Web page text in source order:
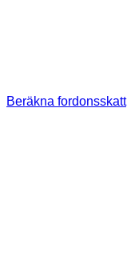
Beräkna fordonsskatt